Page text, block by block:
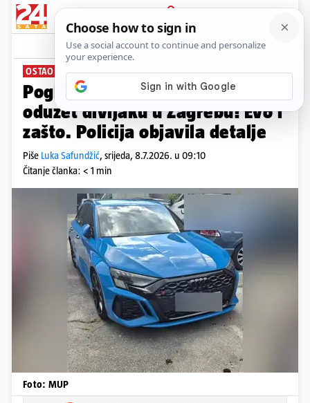
PRIJAVA
News Komentari
OSTAO BEZ AUDIJA
Pogledajte kakav je automobil
oduzet divljaku u Zagrebu! Evo i
zašto. Policija objavila detalje
Piše Luka Safundžić, srijeda, 8.7.2026. u 09:10
Čitanje članka: < 1 min
Foto: MUP